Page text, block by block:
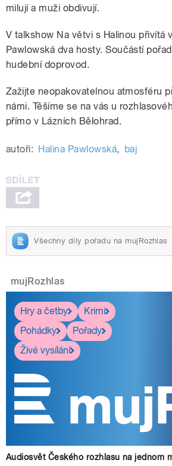
milují a muži obdivují.
V talkshow Na větvi s Halinou přivítá
Pawlowská dva hosty. Součástí
hudební doprovod.
Zažijte neopakovatelnou atmosféru
námi. Těšíme se na vás u
přímo v Lázních Bělohrad.
autoři: Halina Pawlowská, baj
Všechny díly pořadu na mujRozhlas
mujRozhlas
Hry a četby
Krimi
Pohádky
Pořady
Živé vysílání
Audiosvět Českého rozhlasu na jednom